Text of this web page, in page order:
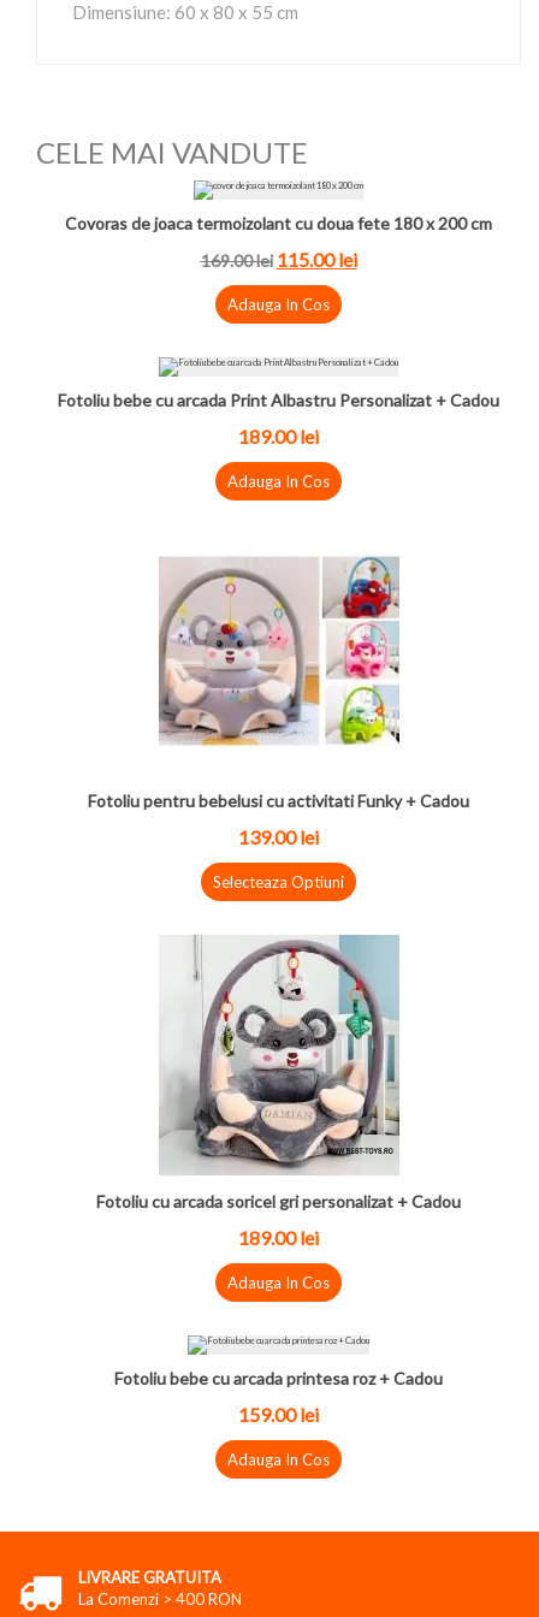
Dimensiune: 60 x 80 x 55 cm
CELE MAI VANDUTE
Covoras de joaca termoizolant cu doua fete 180 x 200 cm
169.00 lei 115.00 lei
Adauga In Cos
Fotoliu bebe cu arcada Print Albastru Personalizat + Cadou
189.00 lei
Adauga In Cos
Fotoliu pentru bebelusi cu activitati Funky + Cadou
139.00 lei
Selecteaza Optiuni
Fotoliu cu arcada soricel gri personalizat + Cadou
189.00 lei
Adauga In Cos
Fotoliu bebe cu arcada printesa roz + Cadou
159.00 lei
Adauga In Cos
LIVRARE GRATUITA
La Comenzi > 400 RON